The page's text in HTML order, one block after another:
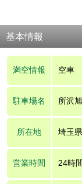
基本情報
満空情報 空車
駐車場名 所沢
所在地 埼玉
営業時間 24時間